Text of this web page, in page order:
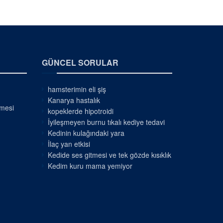
GÜNCEL SORULAR
hamsterimin eli şiş
Kanarya hastalık
kopeklerde hipotroidi
İyileşmeyen burnu tıkalı kediye tedavi
Kedinin kulağındaki yara
İlaç yan etkisi
Kedide ses gitmesi ve tek gözde kısıklık
Kedim kuru mama yemiyor